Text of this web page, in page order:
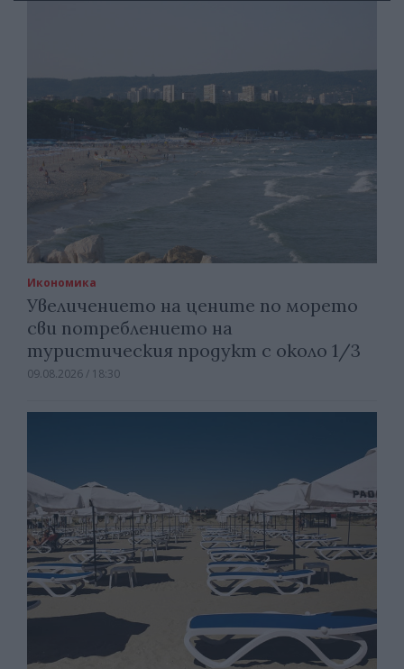
Икономика
Увеличението на цените по морето
сви потреблението на
туристическия продукт с около 1/3
09.08.2026 / 18:30